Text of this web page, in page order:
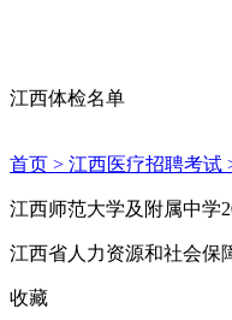
江西体检名单
首页 > 江西医疗招聘考试
江西师范大学及附属中学
江西省人力资源和社会保
收藏